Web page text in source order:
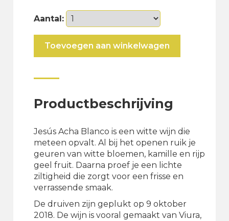
Aantal:
Acha
Toevoegen aan winkelwagen
Productbeschrijving
Jesús Acha Blanco is een witte wijn die
meteen opvalt. Al bij het openen ruik je
geuren van witte bloemen, kamille en rijp
geel fruit. Daarna proef je een lichte
ziltigheid die zorgt voor een frisse en
verrassende smaak.
De druiven zijn geplukt op 9 oktober
2018. De wijn is vooral gemaakt van Viura,